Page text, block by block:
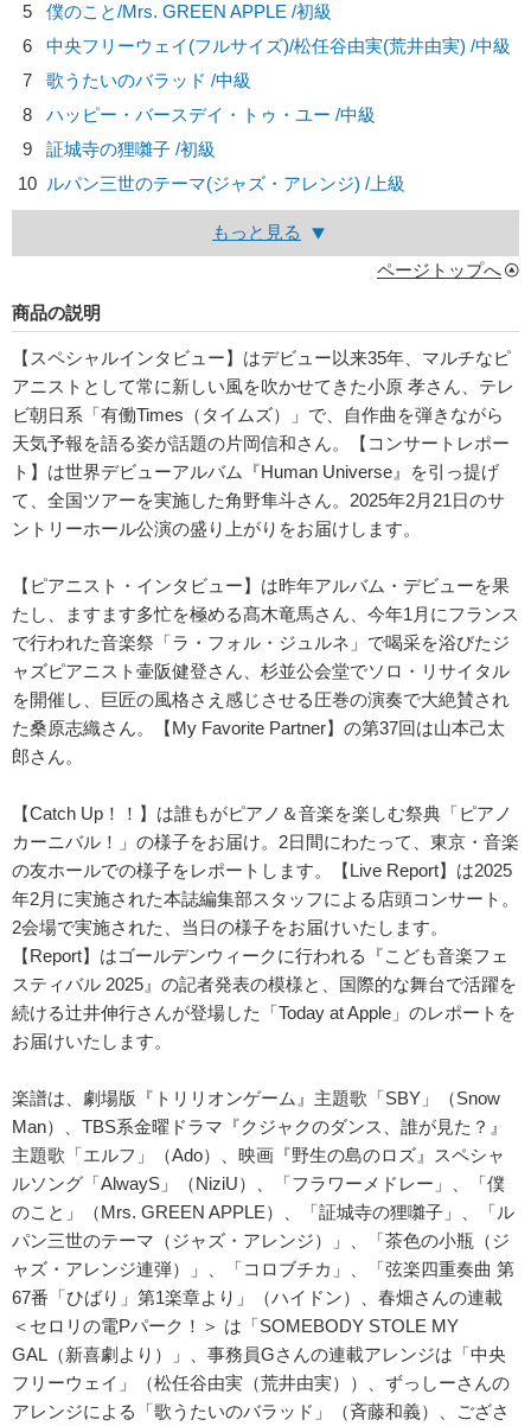
5 僕のこと/Mrs. GREEN APPLE /初級
6
中央フリーウェイ(フルサイズ)/松任谷由実(荒井由実) /中級
7
歌うたいのバラッド /中級
8
ハッピー・バースデイ・トゥ・ユー /中級
9
証城寺の狸囃子 /初級
10 ルパン三世のテーマ(ジャズ・アレンジ) /上級
もっと見る
ページトップへ
商品の説明
【スペシャルインタビュー】はデビュー以来35年、マルチなピ
アニストとして常に新しい風を吹かせてきた小原 孝さん、テレ
ビ朝日系「有働Times（タイムズ）」で、自作曲を弾きながら
天気予報を語る姿が話題の片岡信和さん。【コンサートレポー
ト】は世界デビューアルバム『Human Universe』を引っ提げ
て、全国ツアーを実施した角野隼斗さん。2025年2月21日のサ
ントリーホール公演の盛り上がりをお届けします。
【ピアニスト・インタビュー】は昨年アルバム・デビューを果
たし、ますます多忙を極める髙木竜馬さん、今年1月にフランス
で行われた音楽祭「ラ・フォル・ジュルネ」で喝采を浴びたジ
ャズピアニスト壷阪健登さん、杉並公会堂でソロ・リサイタル
を開催し、巨匠の風格さえ感じさせる圧巻の演奏で大絶賛され
た桑原志織さん。【My Favorite Partner】の第37回は山本己太
郎さん。
【Catch Up！！】は誰もがピアノ＆音楽を楽しむ祭典「ピアノ
カーニバル！」の様子をお届け。2日間にわたって、東京・音楽
の友ホールでの様子をレポートします。【Live Report】は2025
年2月に実施された本誌編集部スタッフによる店頭コンサート。
2会場で実施された、当日の様子をお届けいたします。
【Report】はゴールデンウィークに行われる『こども音楽フェ
スティバル 2025』の記者発表の模様と、国際的な舞台で活躍を
続ける辻井伸行さんが登場した「Today at Apple」のレポートを
お届けいたします。
楽譜は、劇場版『トリリオンゲーム』主題歌「SBY」（Snow
Man）、TBS系金曜ドラマ『クジャクのダンス、誰が見た？』
主題歌「エルフ」（Ado）、映画『野生の島のロズ』スペシャ
ルソング「AlwayS」（NiziU）、「フラワーメドレー」、「僕
のこと」（Mrs. GREEN APPLE）、「証城寺の狸囃子」、「ル
パン三世のテーマ（ジャズ・アレンジ）」、「茶色の小瓶（ジ
ャズ・アレンジ連弾）」、「コロブチカ」、「弦楽四重奏曲 第
67番「ひばり」第1楽章より」（ハイドン）、春畑さんの連載
＜セロリの電Pパーク！＞ は「SOMEBODY STOLE MY
GAL（新喜劇より）」、事務員Gさんの連載アレンジは「中央
フリーウェイ」（松任谷由実（荒井由実））、ずっしーさんの
アレンジによる「歌うたいのバラッド」（斉藤和義）、ござさ